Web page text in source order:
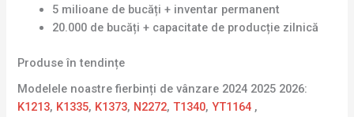
5 milioane de bucăți + inventar permanent
20.000 de bucăți + capacitate de producție zilnică
Produse în tendințe
Modelele noastre fierbinți de vânzare 2024 2025 2026:
K1213, K1335, K1373, N2272,T1340,YT1164 ,